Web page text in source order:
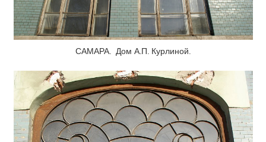
САМАРА. Дом А.П. Курлиной.